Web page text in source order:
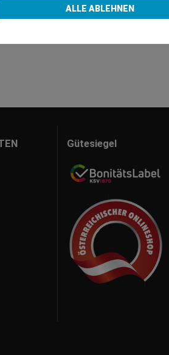
Purchase Team
Gütesiegel
ALLE ABLEHNEN